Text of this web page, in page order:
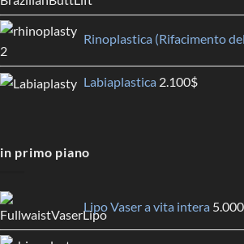
Rinoplastica (Rifacimento
Labiaplastica 2.100$
in primo piano
Lipo Vaser a vita intera 5.000